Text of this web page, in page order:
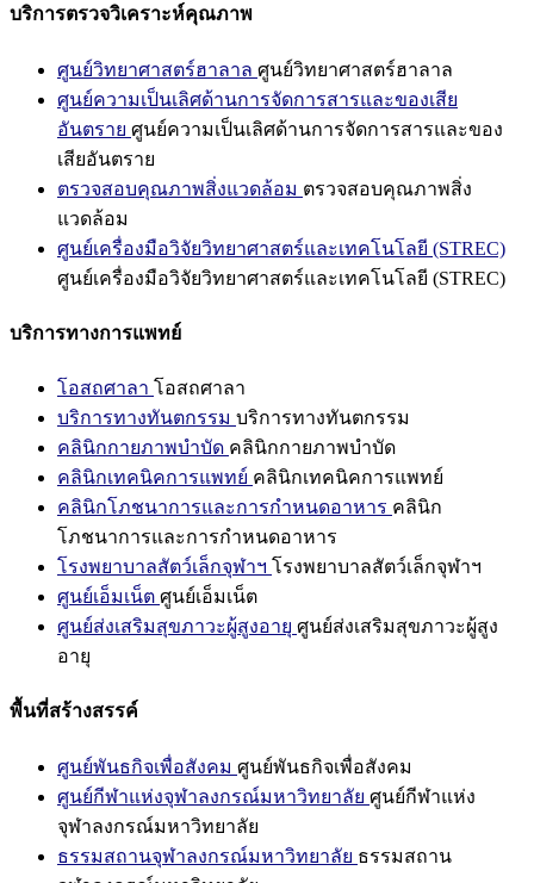
บริการตรวจวิเคราะห์คุณภาพ
ศูนย์วิทยาศาสตร์ฮาลาล ศูนย์วิทยาศาสตร์ฮาลาล
ศูนย์ความเป็นเลิศด้านการจัดการสารและของเสีย
อันตราย ศูนย์ความเป็นเลิศด้านการจัดการสารและของ
เสียอันตราย
ตรวจสอบคุณภาพสิ่งแวดล้อม ตรวจสอบคุณภาพสิ่ง
แวดล้อม
ศูนย์เครื่องมือวิจัยวิทยาศาสตร์และเทคโนโลยี (STREC)
ศูนย์เครื่องมือวิจัยวิทยาศาสตร์และเทคโนโลยี (STREC)
บริการทางการแพทย์
โอสถศาลา โอสถศาลา
บริการทางทันตกรรม บริการทางทันตกรรม
คลินิกกายภาพบำบัด คลินิกกายภาพบำบัด
คลินิกเทคนิคการแพทย์ คลินิกเทคนิคการแพทย์
คลินิกโภชนาการและการกำหนดอาหาร คลินิก
โภชนาการและการกำหนดอาหาร
โรงพยาบาลสัตว์เล็กจุฬาฯ โรงพยาบาลสัตว์เล็กจุฬาฯ
ศูนย์เอ็มเน็ต ศูนย์เอ็มเน็ต
ศูนย์ส่งเสริมสุขภาวะผู้สูงอายุ ศูนย์ส่งเสริมสุขภาวะผู้สูง
อายุ
พื้นที่สร้างสรรค์
ศูนย์พันธกิจเพื่อสังคม ศูนย์พันธกิจเพื่อสังคม
ศูนย์กีฬาแห่งจุฬาลงกรณ์มหาวิทยาลัย ศูนย์กีฬาแห่ง
จุฬาลงกรณ์มหาวิทยาลัย
ธรรมสถานจุฬาลงกรณ์มหาวิทยาลัย ธรรมสถาน